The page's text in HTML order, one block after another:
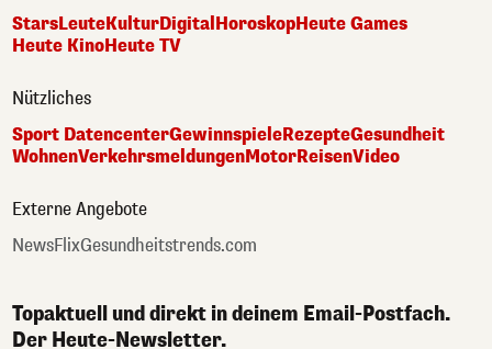
StarsLeuteKulturDigital HoroskopHeute Games
Heute KinoHeute TV
Nützliches
Sport DatencenterGewinnspieleRezepteGesundheit
WohnenVerkehrsmeldungenMotorReisenVideo
Externe Angebote
NewsFlixGesundheitstrends.com
Topaktuell und direkt in deinem Email-Postfach.
Der Heute-Newsletter.